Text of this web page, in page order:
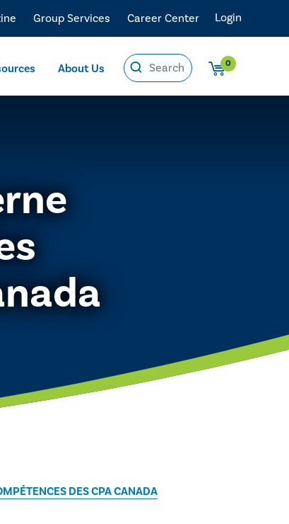
About Us 0
Group Services Career Center Login
DES CPA CANADA